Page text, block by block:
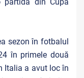
sezon în fotbalul
în primele două
Italia a avut loc în